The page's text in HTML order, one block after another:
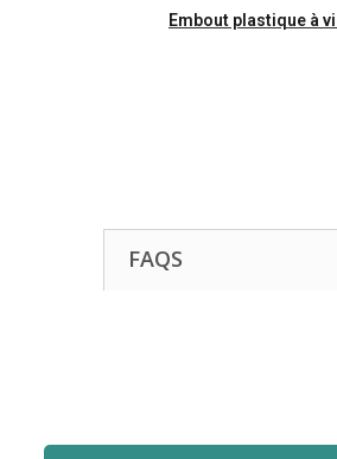
Aperçu
FAQS